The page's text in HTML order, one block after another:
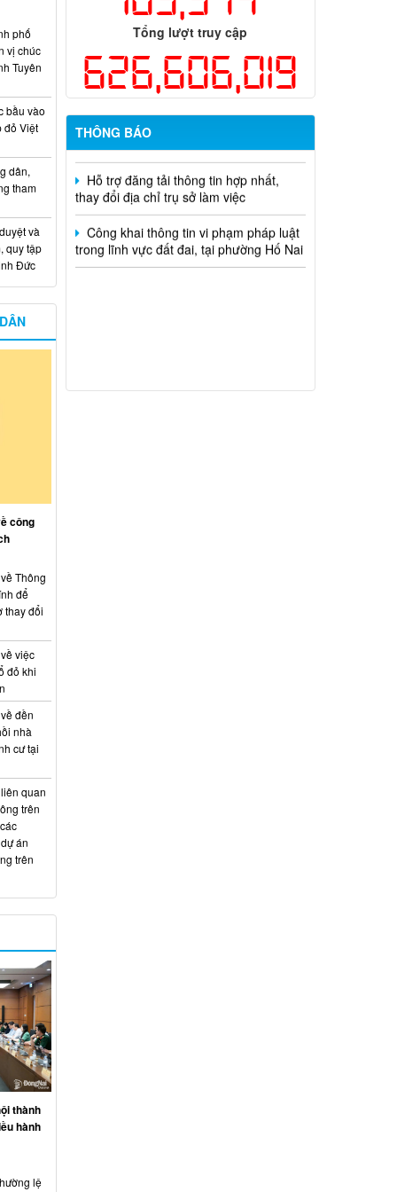
Tổng lượt truy cập
626,606,019
THÔNG BÁO
Kế hoạch Thông tin, tuyên truyền triển
khai Kế hoạch Khám sức khỏe định kỳ
hoặc khám sàng lọc miễn phí ít nhất mỗi
năm một lần cho người dân trên địa bàn
Hỗ trợ đăng tải thông tin hợp nhất,
Công khai thông tin vi phạm pháp luật
trong lĩnh vực đất đai, tại phường Hố Nai
phố
vị chúc
Tuyên
bầu vào
đỏ Việt
dân,
tham
và
quy tập
Đức
công
Thông
để
thay đổi
việc
đỏ khi
đền
nhà
cư tại
quan
trên
án
trên
thành
hành
lệ